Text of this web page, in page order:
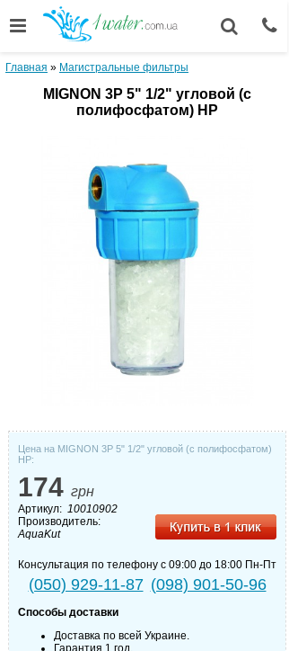
Главная » Магистральные фильтры
MIGNON 3P 5" 1/2" угловой (с
полифосфатом) НP
Цена на MIGNON 3P 5" 1/2" угловой (с полифосфатом)
НP:
174 грн
Артикул: 10010902
Производитель:
AquaKut
Консультация по телефону с 09:00 до 18:00 Пн-Пт
(050) 929-11-87 (098) 901-50-96
Способы доставки
Доставка по всей Украине.
Гарантия 1 год.